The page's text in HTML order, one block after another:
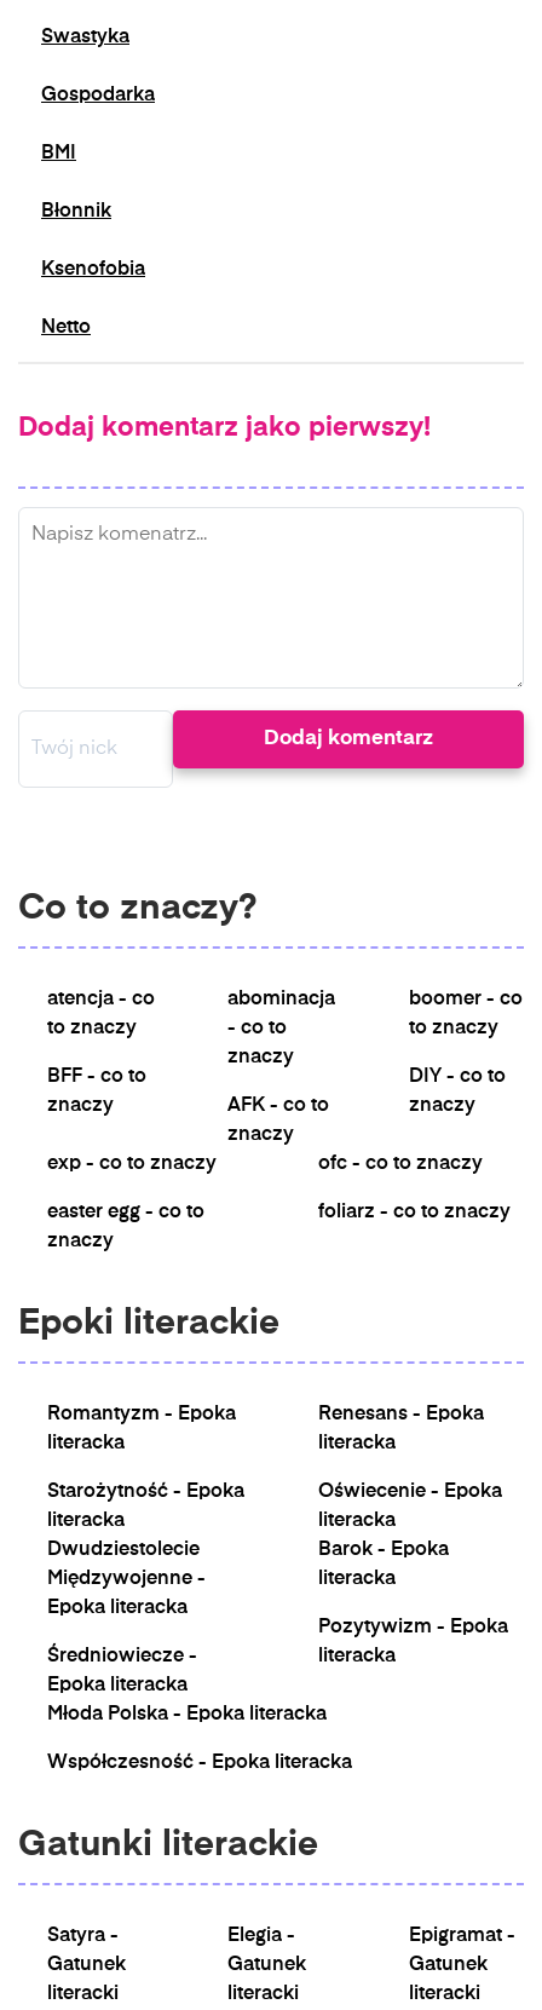
Swastyka
Gospodarka
BMI
Błonnik
Ksenofobia
Netto
Dodaj komentarz jako pierwszy!
Co to znaczy?
atencja - co
to znaczy
BFF - co to
znaczy
abominacja
- co to
znaczy
AFK - co to
znaczy
boomer - co
to znaczy
DIY - co to
znaczy
exp - co to znaczy
easter egg - co to
znaczy
ofc - co to znaczy
foliarz - co to znaczy
Epoki literackie
Romantyzm - Epoka
literacka
Starożytność - Epoka
literacka
Renesans - Epoka
literacka
Oświecenie - Epoka
literacka
Dwudziestolecie
Międzywojenne -
Epoka literacka
Średniowiecze -
Epoka literacka
Barok - Epoka
literacka
Pozytywizm - Epoka
literacka
Młoda Polska - Epoka literacka
Współczesność - Epoka literacka
Gatunki literackie
Satyra -
Gatunek
literacki
Elegia -
Gatunek
literacki
Epigramat -
Gatunek
literacki